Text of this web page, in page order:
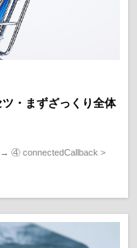
・まずざっくり全体
④ connectedCallback >